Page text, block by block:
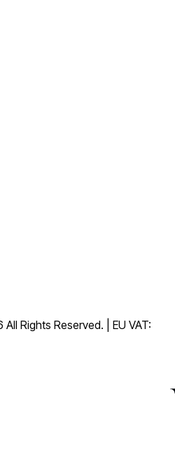
de dados (DPA)
Rights Reserved. | EU VAT: